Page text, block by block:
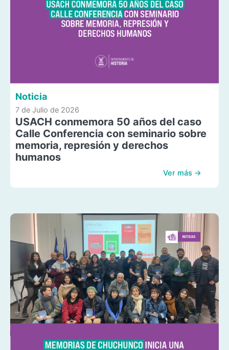
Noticia
7 de Julio de 2026
USACH conmemora 50 años del caso
Calle Conferencia con seminario sobre
memoria, represión y derechos
humanos
Ver más →